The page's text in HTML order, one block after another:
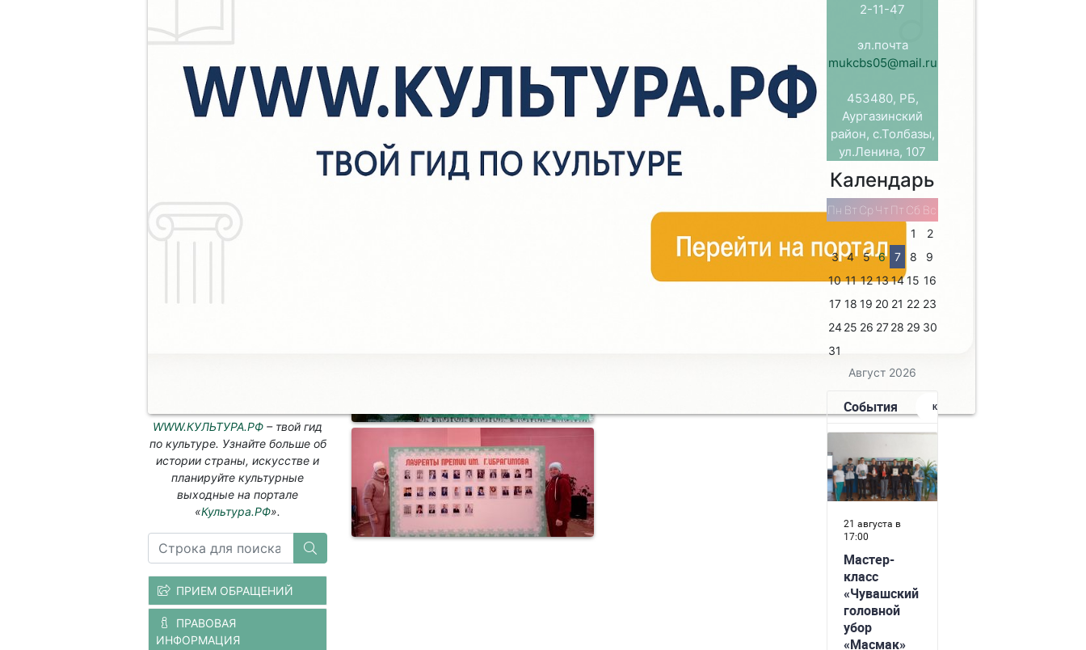
WWW.КУЛЬТУРА.РФ – твой гид
по культуре. Узнайте больше об
истории страны, искусстве и
планируйте культурные
выходные на портале
«Культура.РФ».
ПРИЕМ ОБРАЩЕНИЙ
ПРАВОВАЯ
ИНФОРМАЦИЯ
Султанмуратовской сельской библиотеке установлен стенд, на котором
фотографии 28 лауреатов премии имени Г. Ибрагимова. Премия учреждена
администрацией Аургазинского района в 1996 году с целью пропаганды и
развития литературы, искусства и народного творчества, в дань уважения и
деятеля, уроженца Аургазинского района — Галимджана Ибрагимова. Первая
премия в 1996 году была вручена уникальному башкирскому поэту Рашиту
изучению истории чувашей Башкортостана и сохранение национальной
культуры и традиций народов Республики Башкортостан, в том числе
Аургазинского района. Стенд создан при поддержке ЦРБ им. Г. Ибрагимова.
Теперь наши читатели имеют возможность наглядно познакомиться с
2-11-47
эл.почта
mukcbs05@mail.ru
453480, РБ,
Аургазинский
район, с.Толбазы,
ул.Ленина, 107
Календарь
Август 2026
Пн Вт Ср Чт Пт Сб Вс
1
2
3
4 5 6 7 8
9
10 11 12 1314 15 16
17 18 19 20 21 22 23
24 25 26 27 28 29 30
31